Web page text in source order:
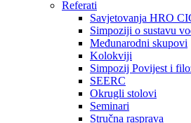
Referati
Savjetovanja HRO
Simpoziji o sustavu
Međunarodni skupovi
Kolokviji​
Simpozij Povijest i
SEERC
Okrugli stolovi
Seminari​
Stručna rasprava​